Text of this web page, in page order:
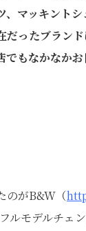
、マッキント
だったブラン
でもなかなか
のがB&W（
ルモデルチェ